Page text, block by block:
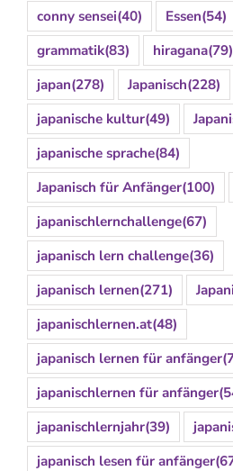
conny sensei(40) Essen(54)
grammatik(83) hiragana(79)
japan(278) Japanisch(228)
japanische kultur(49)
japanische sprache(84)
Japanisch für Anfänger(100)
japanischlernchallenge(67)
japanisch lern challenge(36)
japanisch lernen(271)
japanischlernen.at(48)
japanisch lernen für anfänger
japanischlernen für anfänger
japanischlernjahr(39)
japanisch lesen für anfänger